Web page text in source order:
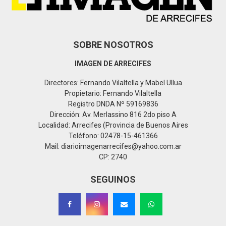
SOBRE NOSOTROS
IMAGEN DE ARRECIFES
Directores: Fernando Vilaltella y Mabel Ullua
Propietario: Fernando Vilaltella
Registro DNDA Nº 59169836
Dirección: Av. Merlassino 816 2do piso A
Localidad: Arrecifes (Provincia de Buenos Aires
Teléfono: 02478-15-461366
Mail: diarioimagenarrecifes@yahoo.com.ar
CP: 2740
SEGUINOS